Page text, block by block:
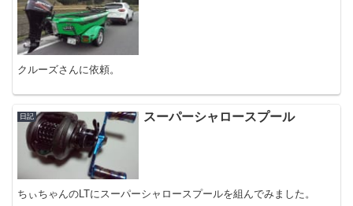
クルーズさんに依頼。
日記 スーパーシャロースプール
ちぃちゃんのLTにスーパーシャロースプールを組んでみました。